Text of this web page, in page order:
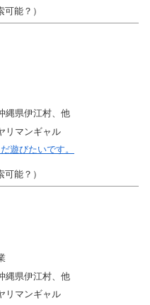
能？）
縄県伊江村、他
リマンギャル
遊びたいです。
能？）
縄県伊江村、他
リマンギャル